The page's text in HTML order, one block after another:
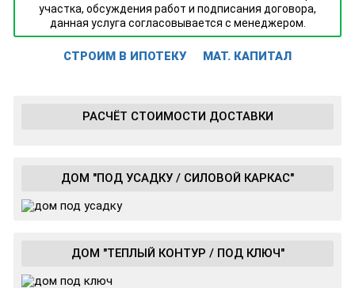
участка, обсуждения работ и подписания договора,
данная услуга согласовывается с менеджером.
СТРОИМ В ИПОТЕКУ МАТ. КАПИТАЛ
РАСЧЁТ СТОИМОСТИ ДОСТАВКИ
ДОМ "ПОД УСАДКУ / СИЛОВОЙ КАРКАС"
ДОМ "ТЕПЛЫЙ КОНТУР / ПОД КЛЮЧ"